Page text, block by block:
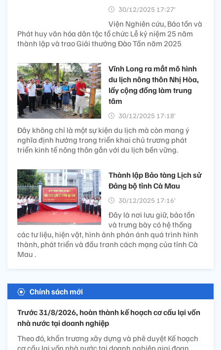
30/12/2025 17:27’
Viện Nghiên cứu, Bảo tồn và
Phát huy văn hóa dân tộc tổ chức Lễ kỷ niệm 25 năm
thành lập và trao Giải thưởng Đào Tấn năm 2025
Vĩnh Long ra mắt mô hình
du lịch nông thôn Nhị Hòa,
lấy cộng đồng làm trung
tâm
30/12/2025 17:18’
Đây không chỉ là một sự kiện du lịch mà còn mang ý
nghĩa định hướng trong triển khai chủ trương phát
triển kinh tế nông thôn gắn với du lịch bền vững.
Thành lập Bảo tàng Lịch sử
Đảng bộ tỉnh Cà Mau
30/12/2025 17:16’
Đây là nơi lưu giữ, bảo tồn
và trưng bày có hệ thống
các tư liệu, hiện vật, hình ảnh phản ánh quá trình hình
thành, phát triển và đấu tranh cách mạng của tỉnh Cà
Mau .
Chính sách mới
Trước 31/8/2026, hoàn thành kế hoạch cơ cấu lại vốn
nhà nước tại doanh nghiệp
Theo đó, khẩn trương xây dựng và phê duyệt Kế hoạch
cơ cấu lại vốn nhà nước tại doanh nghiệp giai đoạn